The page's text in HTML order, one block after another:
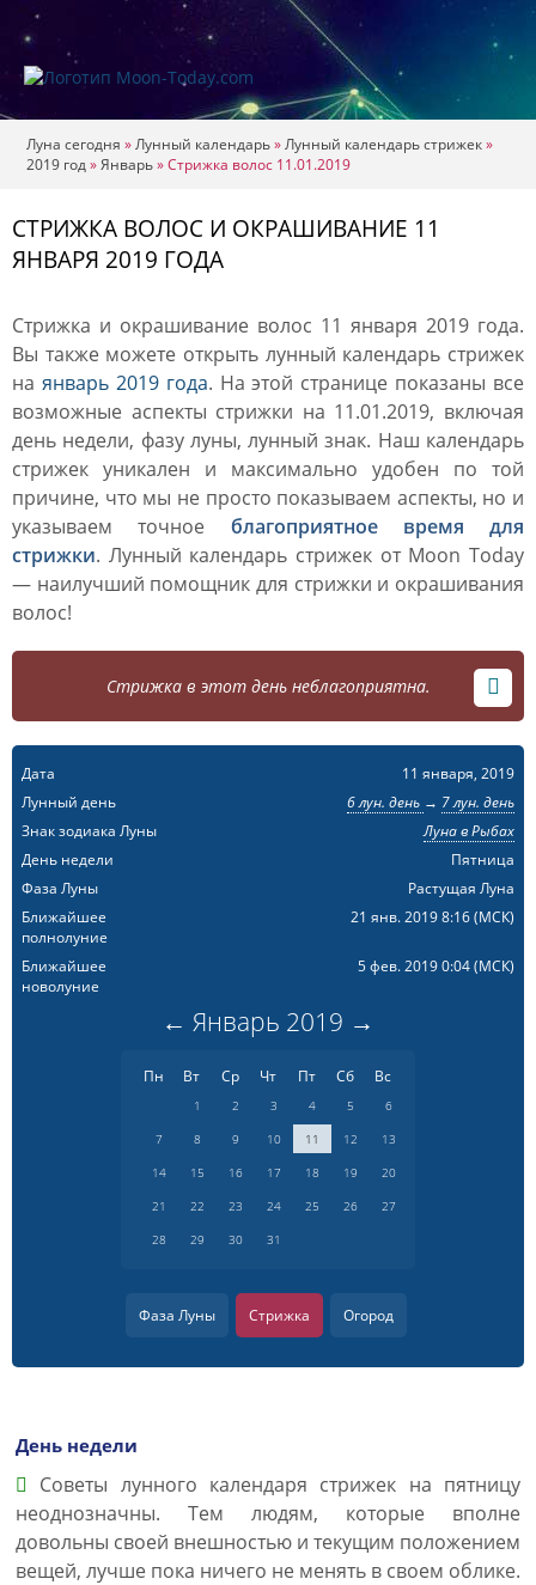
Луна сегодня »Лунный календарь»Лунный календарь стрижек»
2019 год»Январь»Стрижка волос 11.01.2019
СТРИЖКА ВОЛОС И ОКРАШИВАНИЕ 11
ЯНВАРЯ 2019 ГОДА
Стрижка и окрашивание волос 11 января 2019 года.
Вы также можете открыть лунный календарь стрижек
на январь 2019 года. На этой странице показаны все
возможные аспекты стрижки на 11.01.2019, включая
день недели, фазу луны, лунный знак. Наш календарь
стрижек уникален и максимально удобен по той
причине, что мы не просто показываем аспекты, но и
указываем точное благоприятное время для
стрижки. Лунный календарь стрижек от Moon Today
— наилучший помощник для стрижки и окрашивания
волос!
Стрижка в этот день неблагоприятна.
Дата
11 января, 2019
Лунный день
6 лун. день → 7 лун. день
Знак зодиака Луны
Луна в Рыбах
День недели
Пятница
Фаза Луны
Растущая Луна
Ближайшее
полнолуние
21 янв. 2019 8:16(МСК)
Ближайшее
новолуние
5 фев. 2019 0:04(МСК)
← Январь 2019 →
Пн Вт Ср Чт Пт Сб Вс
1 2 3 4 5
6
7
8 9 10 11 12
13
14
15 16 17 18 19
20
21
22 23 24 25 26
27
28
29 30 31
Фаза Луны Стрижка Огород
День недели
Советы лунного календаря стрижек на пятницу
неоднозначны. Тем людям, которые вполне
довольны своей внешностью и текущим положением
вещей, лучше пока ничего не менять в своем облике.